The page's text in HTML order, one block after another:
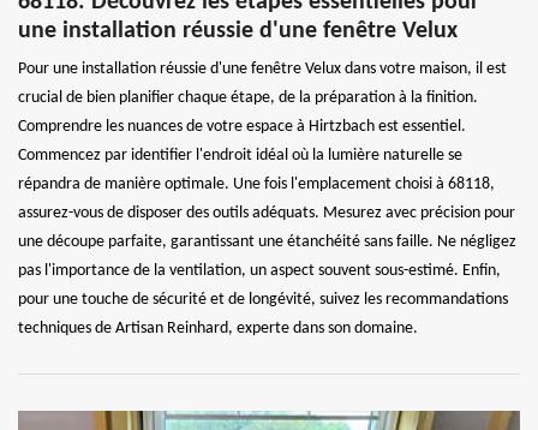
une installation réussie d'une fenêtre Velux
Pour une installation réussie d'une fenêtre Velux dans votre maison, il est
crucial de bien planifier chaque étape, de la préparation à la finition.
Comprendre les nuances de votre espace à Hirtzbach est essentiel.
Commencez par identifier l'endroit idéal où la lumière naturelle se
répandra de manière optimale. Une fois l'emplacement choisi à 68118,
assurez-vous de disposer des outils adéquats. Mesurez avec précision pour
une découpe parfaite, garantissant une étanchéité sans faille. Ne négligez
pas l'importance de la ventilation, un aspect souvent sous-estimé. Enfin,
pour une touche de sécurité et de longévité, suivez les recommandations
techniques de Artisan Reinhard, experte dans son domaine.